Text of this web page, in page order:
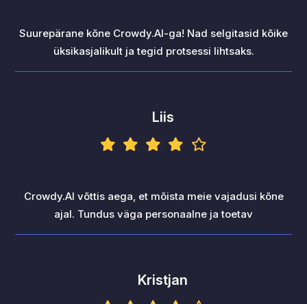
Suurepärane kõne Crowdy.AI-ga! Nad selgitasid kõike
üksikasjalikult ja tegid protsessi lihtsaks.
Liis
Crowdy.AI võttis aega, et mõista meie vajadusi kõne
ajal. Tundus väga personaalne ja toetav
Kristjan